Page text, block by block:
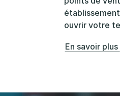
ouvrir votre
En savoir plus